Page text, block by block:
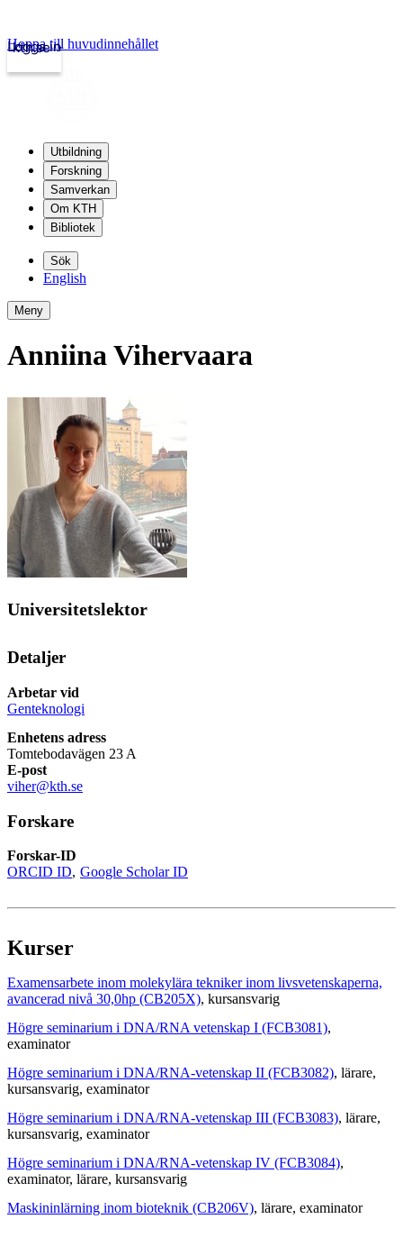
kth.se
Logga in
Hoppa till huvudinnehållet
Utbildning
Forskning
Samverkan
Om KTH
Bibliotek
Sök
English
Meny
Anniina Vihervaara
Universitetslektor
Detaljer
Arbetar vid
Genteknologi
Enhetens adress
Tomtebodavägen 23 A
E-post
viher@kth.se
Forskare
Forskar-ID
ORCID ID Google Scholar ID
Kurser
Examensarbete inom molekylära tekniker inom livsvetenskaperna,
avancerad nivå 30,0hp (CB205X), kursansvarig
Högre seminarium i DNA/RNA vetenskap I (FCB3081),
examinator
Högre seminarium i DNA/RNA-vetenskap II (FCB3082), lärare,
kursansvarig, examinator
Högre seminarium i DNA/RNA-vetenskap III (FCB3083), lärare,
kursansvarig, examinator
Högre seminarium i DNA/RNA-vetenskap IV (FCB3084),
examinator, lärare, kursansvarig
Maskininlärning inom bioteknik (CB206V), lärare, examinator